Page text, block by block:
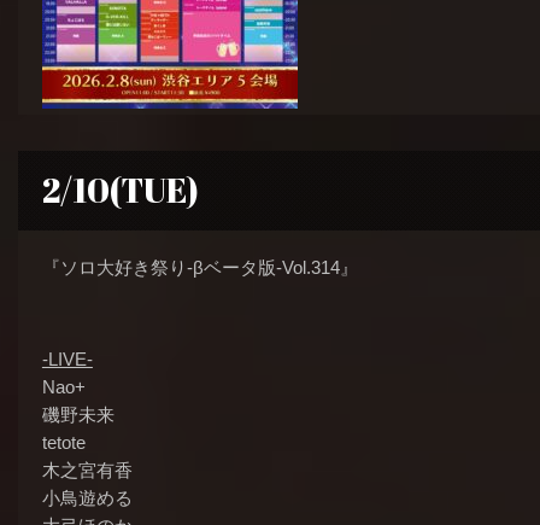
2/10(TUE)
『ソロ大好き祭り-βベータ版-Vol.314』
-LIVE-
Nao+
磯野未来
tetote
木之宮有香
小鳥遊める